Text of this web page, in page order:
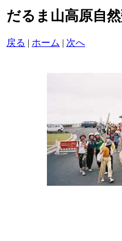
だるま山高原自
戻る | ホーム | 次へ